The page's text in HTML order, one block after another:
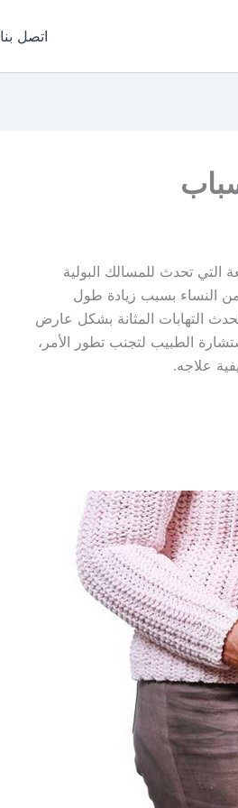
اتصل بنا
التي تحدث للمسالك البولية
النساء بسبب زيادة طول
التهابات المثانة بشكل عارض
الطبيب لتجنب تطور الأمر،
علاجه.